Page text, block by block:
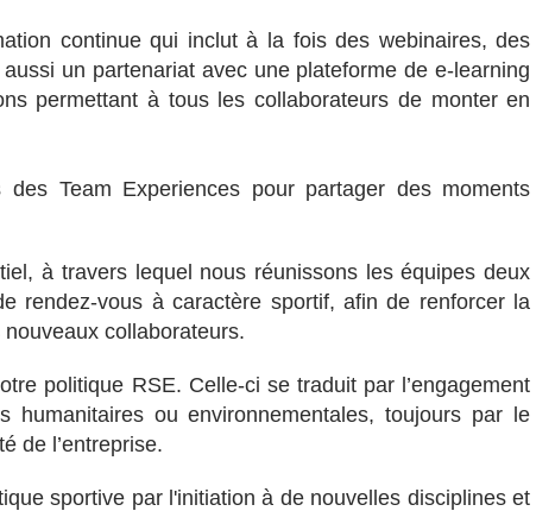
continue qui inclut à la fois des webinaires, des
un partenariat avec une plateforme de e-learning
permettant à tous les collaborateurs de monter en
Team Experiences pour partager des moments
à travers lequel nous réunissons les équipes deux
rendez-vous à caractère sportif, afin de renforcer la
collaborateurs.
politique RSE. Celle-ci se traduit par l’engagement
ou environnementales, toujours par le
de l’entreprise.
sportive par l'initiation à de nouvelles disciplines et